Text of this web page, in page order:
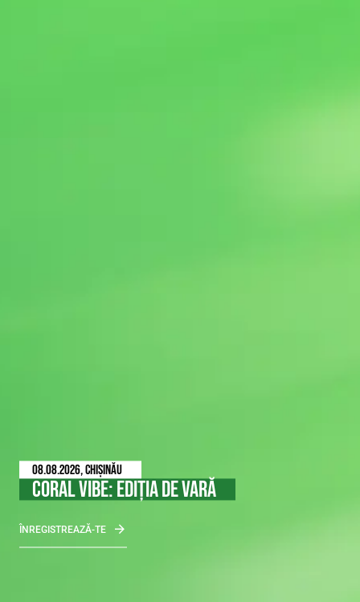
TINEREȚE ÎN AFARA TIMPULUI
10% REDUCERE
PROMOȚIA ESTE VALABILĂ PÂNĂ PE 31.08